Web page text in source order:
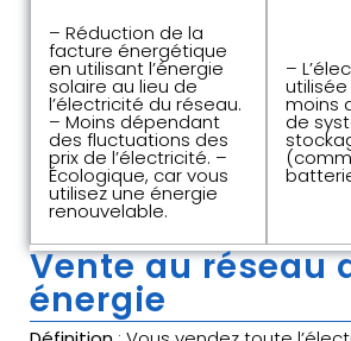
– Réduction de la
facture énergétique
en utilisant l’énergie
solaire au lieu de
l’électricité du réseau.
– Moins dépendant
des fluctuations des
prix de l’électricité. –
Écologique, car vous
utilisez une énergie
renouvelable.
–
moins
de
Vente au réseau
énergie